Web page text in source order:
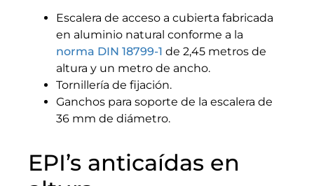
Escalera de acceso a cubierta fabricada
en aluminio natural conforme a la
norma DIN 18799-1 de 2,45 metros de
altura y un metro de ancho.
Tornillería de fijación.
Ganchos para soporte de la escalera de
36 mm de diámetro.
EPI’s anticaídas en